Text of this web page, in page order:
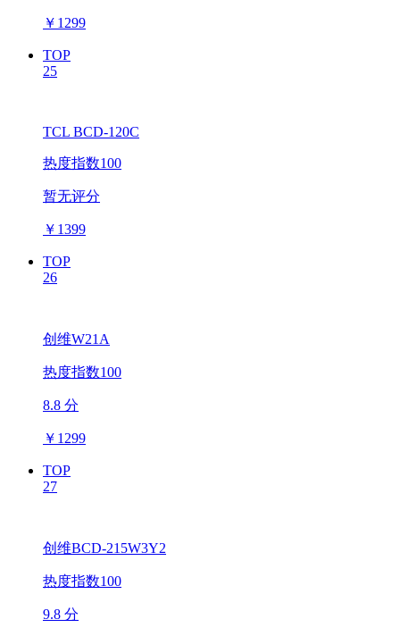
￥ 1299
TOP
25
TCL BCD-120C
热度指数100
暂无评分
￥ 1399
TOP
26
创维W21A
热度指数100
8.8 分
￥ 1299
TOP
27
创维BCD-215W3Y2
热度指数100
9.8 分